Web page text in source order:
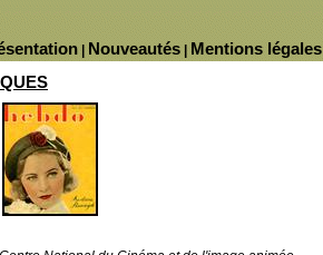
Mentions légales
Nouveautés